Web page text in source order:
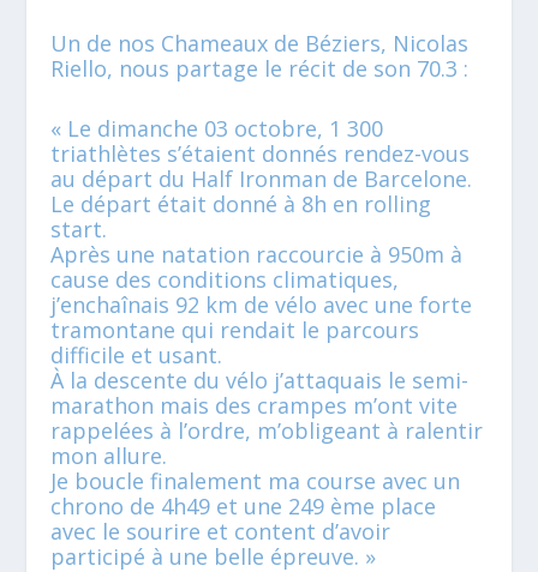
Un de nos Chameaux de Béziers, Nicolas
Riello, nous partage le récit de son 70.3 :
« Le dimanche 03 octobre, 1 300
triathlètes s’étaient donnés rendez-vous
au départ du Half Ironman de Barcelone.
Le départ était donné à 8h en rolling
start.
Après une natation raccourcie à 950m à
cause des conditions climatiques,
j’enchaînais 92 km de vélo avec une forte
tramontane qui rendait le parcours
difficile et usant.
À la descente du vélo j’attaquais le semi-
marathon mais des crampes m’ont vite
rappelées à l’ordre, m’obligeant à ralentir
mon allure.
Je boucle finalement ma course avec un
chrono de 4h49 et une 249 ème place
avec le sourire et content d’avoir
participé à une belle épreuve. »